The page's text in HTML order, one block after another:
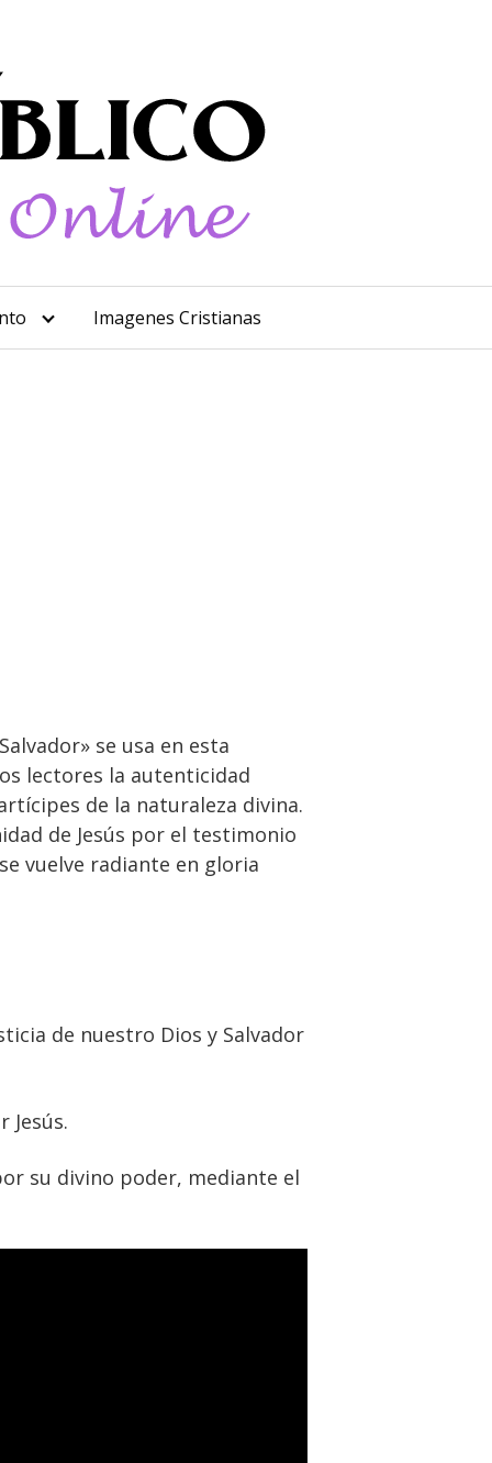
Imagenes Cristianas
se usa en esta
lectores la autenticidad
de la naturaleza divina.
de Jesús por el testimonio
vuelve radiante en gloria
de nuestro Dios y Salvador
Jesús.
su divino poder, mediante el